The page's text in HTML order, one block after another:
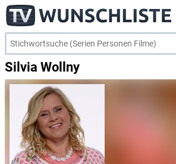
Silvia Wollny